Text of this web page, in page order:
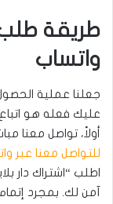
واتساب
جعلنا عملية
عليك فعله هو
أولاً، تواصل معنا
للتواصل معنا عبر
اطلب “اشتراك دار
آمن لك. بمجرد